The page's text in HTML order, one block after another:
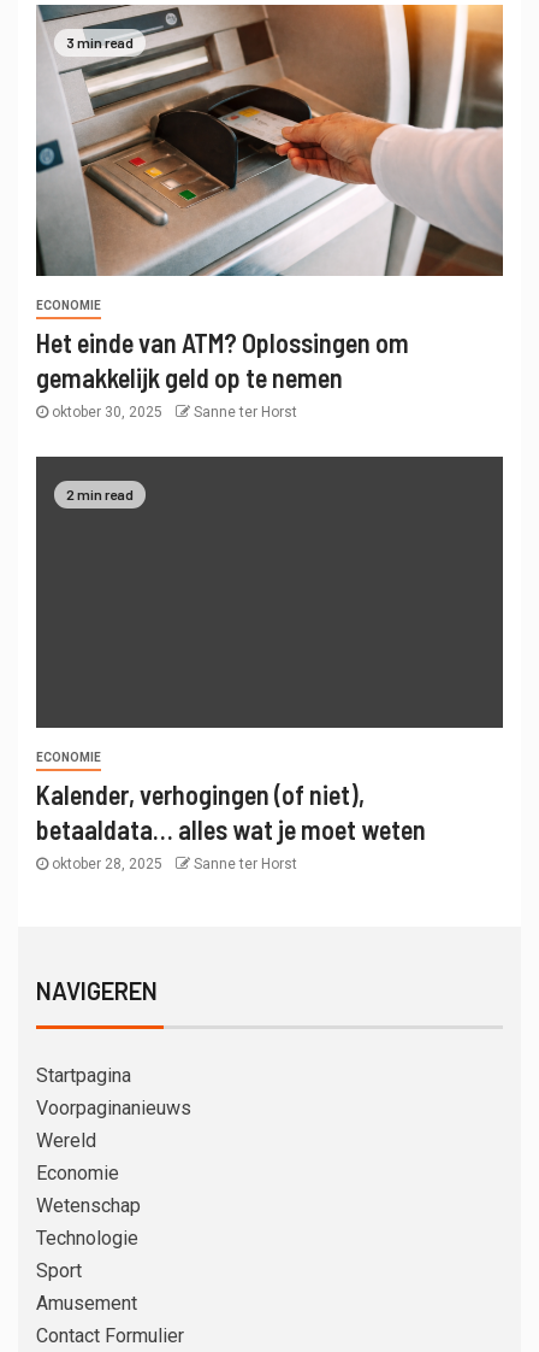
3 min read
ECONOMIE
Het einde van ATM? Oplossingen om
gemakkelijk geld op te nemen
oktober 30, 2025 Sanne ter Horst
2 min read
ECONOMIE
Kalender, verhogingen (of niet),
betaaldata… alles wat je moet weten
oktober 28, 2025 Sanne ter Horst
NAVIGEREN
Startpagina
Voorpaginanieuws
Wereld
Economie
Wetenschap
Technologie
Sport
Amusement
Contact Formulier